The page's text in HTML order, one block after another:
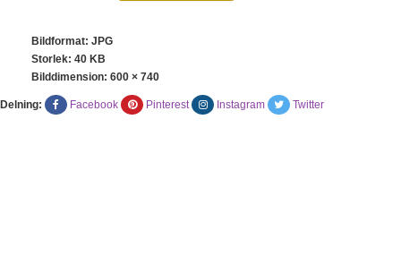
Bildformat: JPG
Storlek: 40 KB
Bilddimension: 600 × 740
Delning: Facebook Pinterest Instagram Twitter